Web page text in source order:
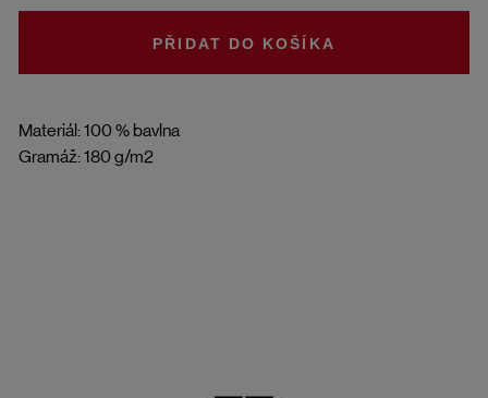
Materiál: 100 % bavlna
Gramáž: 180 g/m2
DO KOŠÍKA